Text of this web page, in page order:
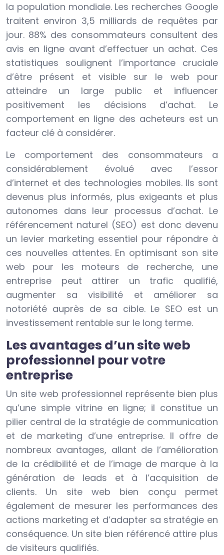
la population mondiale. Les recherches Google
traitent environ 3,5 milliards de requêtes par
jour. 88% des consommateurs consultent des
avis en ligne avant d’effectuer un achat. Ces
statistiques soulignent l’importance cruciale
d’être présent et visible sur le web pour
atteindre un large public et influencer
positivement les décisions d’achat. Le
comportement en ligne des acheteurs est un
facteur clé à considérer.
Le comportement des consommateurs a
considérablement évolué avec l’essor
d’internet et des technologies mobiles. Ils sont
devenus plus informés, plus exigeants et plus
autonomes dans leur processus d’achat. Le
référencement naturel (SEO) est donc devenu
un levier marketing essentiel pour répondre à
ces nouvelles attentes. En optimisant son site
web pour les moteurs de recherche, une
entreprise peut attirer un trafic qualifié,
augmenter sa visibilité et améliorer sa
notoriété auprès de sa cible. Le SEO est un
investissement rentable sur le long terme.
Les avantages d’un site web
professionnel pour votre
entreprise
Un site web professionnel représente bien plus
qu’une simple vitrine en ligne; il constitue un
pilier central de la stratégie de communication
et de marketing d’une entreprise. Il offre de
nombreux avantages, allant de l’amélioration
de la crédibilité et de l’image de marque à la
génération de leads et à l’acquisition de
clients. Un site web bien conçu permet
également de mesurer les performances des
actions marketing et d’adapter sa stratégie en
conséquence. Un site bien référencé attire plus
de visiteurs qualifiés.